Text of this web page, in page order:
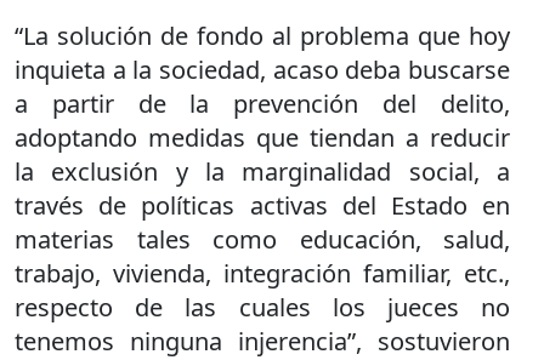
“La solución de fondo al problema que hoy
inquieta a la sociedad, acaso deba buscarse
a partir de la prevención del delito,
adoptando medidas que tiendan a reducir
la exclusión y la marginalidad social, a
través de políticas activas del Estado en
materias tales como educación, salud,
trabajo, vivienda, integración familiar, etc.,
respecto de las cuales los jueces no
tenemos ninguna injerencia”, sostuvieron